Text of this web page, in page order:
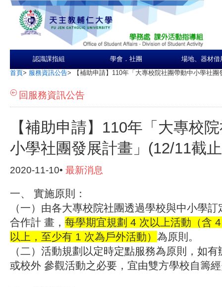
認識課指組 學會．社團 場地、器材借
首頁> 服務資訊公告> 【補助申請】110年「大專校院社團帶動中小學社
回服務資訊公告
【補助申請】110年「大專校
小學社團發展計畫」(12/11截
2020-11-10• 最新消息
一、 實施原則：
（一）由各大專校院社團透過學校與中小學
合作計 畫， 每學期宜規劃 4 次以上活動（含
以上，至少有 1 次為戶外活動） 為原則。
（二）活動規劃以定時定點服務為原則，如
或校外 參觀活動之必要，宜由雙方學校自籌